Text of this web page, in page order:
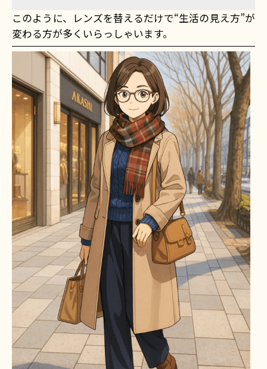
このように、レンズを替えるだけで“生活の見え方”が
変わる方が多くいらっしゃいます。